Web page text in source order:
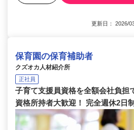
更新日： 2026/
保育園の保育補助者
クズオカ人材紹介所
正社員
子育て支援員資格を全額会社負担
資格所持者大歓迎！ 完全週休2日制